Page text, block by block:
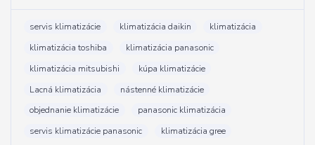
servis klimatizácie klimatizácia daikin
klimatizácia
klimatizácia toshiba
klimatizácia panasonic
klimatizácia mitsubishi
kúpa klimatizácie
Lacná klimatizácia
nástenné klimatizácie
objednanie klimatizácie
panasonic klimatizácia
servis klimatizácie panasonic
klimatizácia gree